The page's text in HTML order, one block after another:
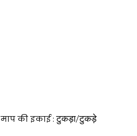
माप की इकाई :टुकड़ा/टुकड़े